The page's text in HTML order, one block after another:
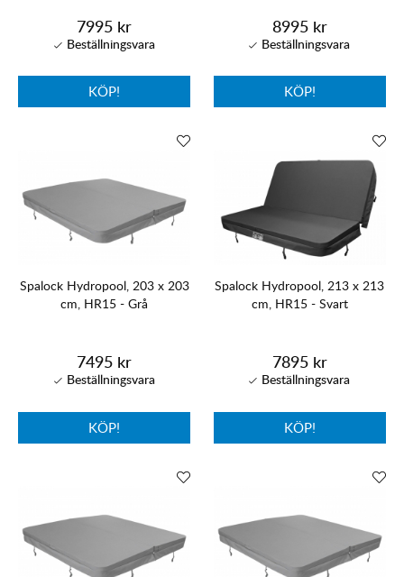
7995 kr
KÖP!
8995 kr
KÖP!
Spalock Hydropool, 203 x 203
cm, HR15 - Grå
7495 kr
KÖP!
Spalock Hydropool, 213 x 213
cm, HR15 - Svart
7895 kr
KÖP!